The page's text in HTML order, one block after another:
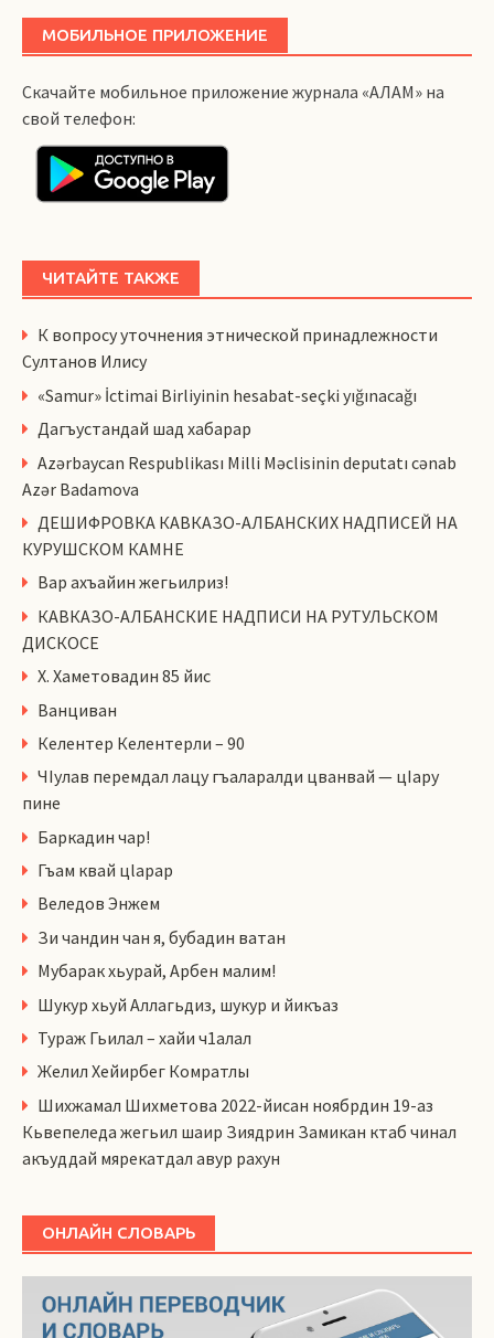
МОБИЛЬНОЕ ПРИЛОЖЕНИЕ
Скачайте мобильное приложение журнала «АЛАМ» на
свой телефон:
ЧИТАЙТЕ ТАКЖЕ
К вопросу уточнения этнической принадлежности
Султанов Илису
«Samur» İctimai Birliyinin hesabat-seçki yığınacağı
Дагъустандай шад хабарар
Azərbaycan Respublikası Milli Məclisinin deputatı cənab
Azər Badamova
ДЕШИФРОВКА КАВКАЗО-АЛБАНСКИХ НАДПИСЕЙ НА
КУРУШСКОМ КАМНЕ
Вар ахъайин жегьилриз!
КАВКАЗО-АЛБАНСКИЕ НАДПИСИ НА РУТУЛЬСКОМ
ДИСКОСЕ
Х. Хаметовадин 85 йис
Ванциван
Келентер Келентерли – 90
ЧIулав перемдал лацу гъаларалди цванвай — цIару
пине
Баркадин чар!
Гъам квай цlарар
Веледов Энжем
Зи чандин чан я, бубадин ватан
Мубарак хьурай, Арбен малим!
Шукур хьуй Аллагьдиз, шукур и йикъаз
Тураж Гьилал – хайи ч1алал
Желил Хейирбег Комратлы
Шихжамал Шихметова 2022-йисан ноябрдин 19-аз
Кьвепеледа жегьил шаир Зиядрин Замикан ктаб чинал
акъуддай мярекатдал авур рахун
ОНЛАЙН СЛОВАРЬ